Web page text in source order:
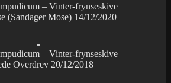
– Vinter-frynseskive
(Sandager Mose) 14/12/2020
– Vinter-frynseskive
Overdrev 20/12/2018